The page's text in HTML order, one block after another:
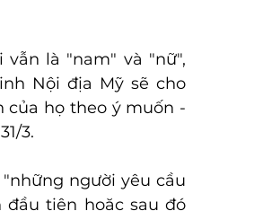
là "nam" và "nữ",
Nội địa Mỹ sẽ cho
của họ theo ý muốn -
3.
người yêu cầu
tiên hoặc sau đó